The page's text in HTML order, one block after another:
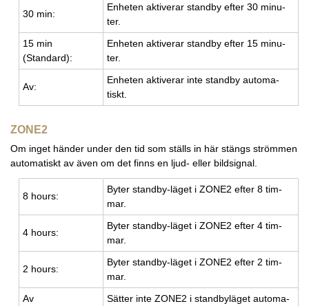
30 min:
En­he­ten ak­ti­ve­rar stand­by efter 30 mi­nu­
ter.
15 min
(Stan­dard):
En­he­ten ak­ti­ve­rar stand­by efter 15 mi­nu­
ter.
Av:
En­he­ten ak­ti­ve­rar inte stand­by au­to­ma­
tiskt.
ZONE2
Om inget händer under den tid som ställs in här stängs strömmen
automatiskt av även om det finns en ljud- eller bildsignal.
8 hours:
Byter stand­by-läget i ZONE2 efter 8 tim­
mar.
4 hours:
Byter stand­by-läget i ZONE2 efter 4 tim­
mar.
2 hours:
Byter stand­by-läget i ZONE2 efter 2 tim­
mar.
Av
Sät­ter inte ZONE2 i stand­bylä­get au­to­ma­